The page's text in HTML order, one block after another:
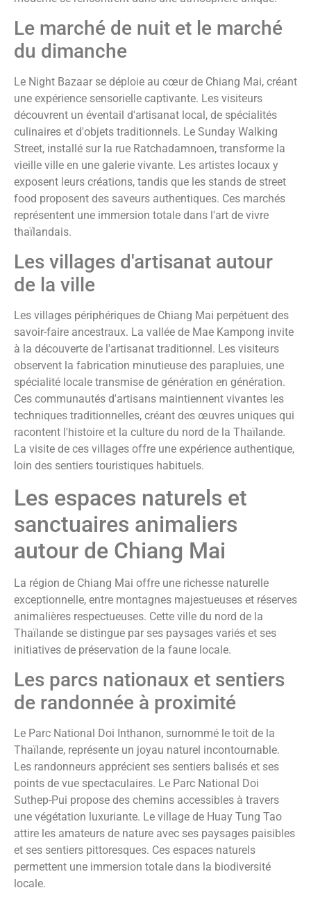
Le marché de nuit et le marché
du dimanche
Le Night Bazaar se déploie au cœur de Chiang Mai, créant
une expérience sensorielle captivante. Les visiteurs
découvrent un éventail d'artisanat local, de spécialités
culinaires et d'objets traditionnels. Le Sunday Walking
Street, installé sur la rue Ratchadamnoen, transforme la
vieille ville en une galerie vivante. Les artistes locaux y
exposent leurs créations, tandis que les stands de street
food proposent des saveurs authentiques. Ces marchés
représentent une immersion totale dans l'art de vivre
thaïlandais.
Les villages d'artisanat autour
de la ville
Les villages périphériques de Chiang Mai perpétuent des
savoir-faire ancestraux. La vallée de Mae Kampong invite
à la découverte de l'artisanat traditionnel. Les visiteurs
observent la fabrication minutieuse des parapluies, une
spécialité locale transmise de génération en génération.
Ces communautés d'artisans maintiennent vivantes les
techniques traditionnelles, créant des œuvres uniques qui
racontent l'histoire et la culture du nord de la Thaïlande.
La visite de ces villages offre une expérience authentique,
loin des sentiers touristiques habituels.
Les espaces naturels et
sanctuaires animaliers
autour de Chiang Mai
La région de Chiang Mai offre une richesse naturelle
exceptionnelle, entre montagnes majestueuses et réserves
animalières respectueuses. Cette ville du nord de la
Thaïlande se distingue par ses paysages variés et ses
initiatives de préservation de la faune locale.
Les parcs nationaux et sentiers
de randonnée à proximité
Le Parc National Doi Inthanon, surnommé le toit de la
Thaïlande, représente un joyau naturel incontournable.
Les randonneurs apprécient ses sentiers balisés et ses
points de vue spectaculaires. Le Parc National Doi
Suthep-Pui propose des chemins accessibles à travers
une végétation luxuriante. Le village de Huay Tung Tao
attire les amateurs de nature avec ses paysages paisibles
et ses sentiers pittoresques. Ces espaces naturels
permettent une immersion totale dans la biodiversité
locale.